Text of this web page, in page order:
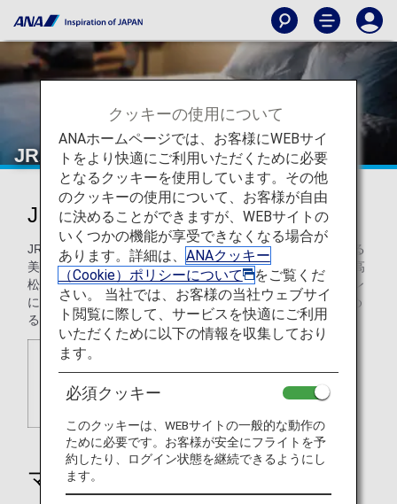
JRホテルクレメント高松
JRホテルクレメント高松
JRホテルクレメント高松は、瀬戸内海と高松市内を一望する
美しいパノラマビューで、皆さまをお迎えいたします。JR高
松駅より徒歩1分、高松港より徒歩5分と絶好のロケーション
にあり、ビジネスに観光にご利用頂けるホテルです。心深め
るひとときを、どうぞごゆっくりお楽しみください。
マイルを貯める
クッキーの使用について
ANAホームページでは、お客様にWEBサイ
トをより快適にご利用いただくために必要
となるクッキーを使用しています。その他
のクッキーの使用について、お客様が自由
に決めることができますが、WEBサイトの
いくつかの機能が享受できなくなる場合が
あります。詳細は、 ANAクッキー
（Cookie）ポリシーについて
をご覧くだ
さい。 当社では、お客様の当社ウェブサイ
ト閲覧に際して、サービスを快適にご利用
いただくために以下の情報を収集しており
ます。
必須クッキー
このクッキーは、WEBサイトの一般的な動作の
ために必要です。お客様が安全にフライトを予
約したり、ログイン状態を継続できるようにし
ます。